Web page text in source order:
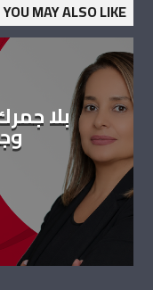
YOU MAY ALSO LIKE
بلا